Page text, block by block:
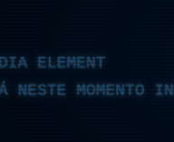
ELEMENT
NESTE MOMENTO